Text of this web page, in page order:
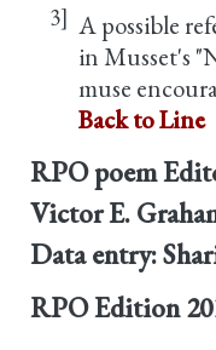
3] A possible
in Musset's
muse
Back to Line
RPO poem
Victor E.
Data entry:
RPO Edition